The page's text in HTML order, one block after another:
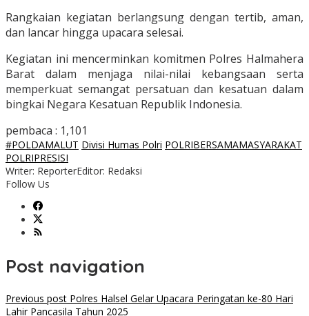
Rangkaian kegiatan berlangsung dengan tertib, aman,
dan lancar hingga upacara selesai.
Kegiatan ini mencerminkan komitmen Polres Halmahera
Barat dalam menjaga nilai-nilai kebangsaan serta
memperkuat semangat persatuan dan kesatuan dalam
bingkai Negara Kesatuan Republik Indonesia.
pembaca : 1,101
#POLDAMALUT Divisi Humas Polri POLRIBERSAMAMASYARAKAT
POLRIPRESISI
Writer: ReporterEditor: Redaksi
Follow Us
Post navigation
Previous post Polres Halsel Gelar Upacara Peringatan ke-80 Hari
Lahir Pancasila Tahun 2025